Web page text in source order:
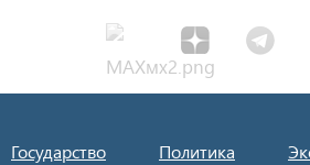
Государство Политика